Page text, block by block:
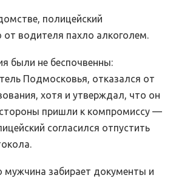
полицейский
от водителя пахло алкоголем.
были не беспочвенны:
Подмосковья, отказался от
хотя и утверждал, что он
стороны пришли к компромиссу —
согласился отпустить
мужчина забирает документы и